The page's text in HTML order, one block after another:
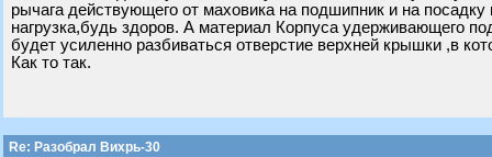
рычага действующего от маховика на подшипник и на
нагрузка,будь здоров. А материал Корпуса удерживающего
будет усиленно разбиваться отверстие верхней крышки ,в
Как то так.
Re: Разобрал Вихрь-30